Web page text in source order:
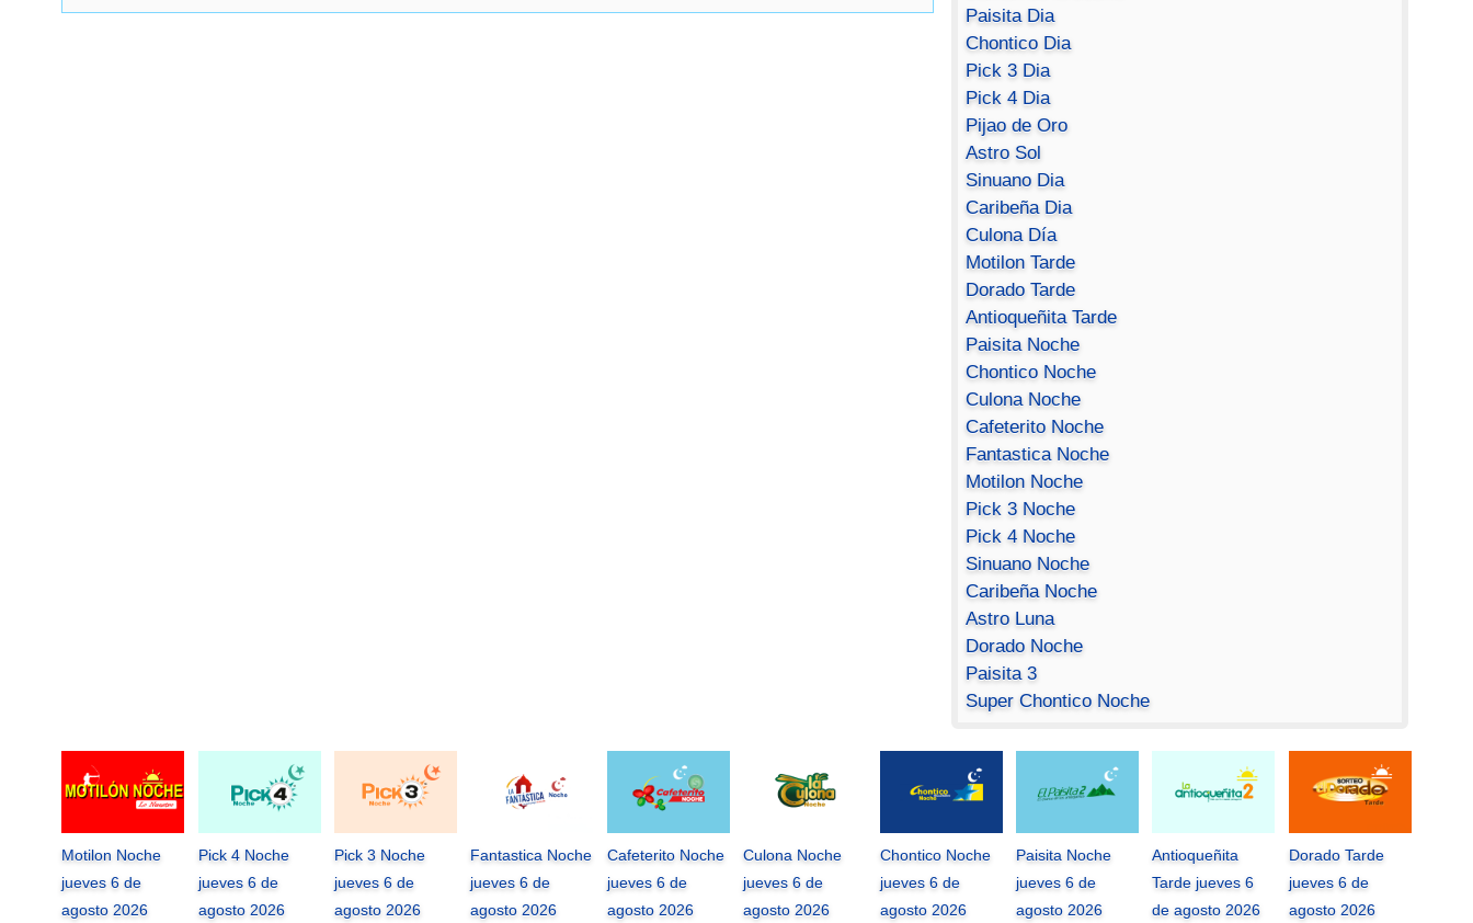
Paisita Dia
Chontico Dia
Pick 3 Dia
Pick 4 Dia
Pijao de Oro
Astro Sol
Sinuano Dia
Caribeña Dia
Culona Día
Motilon Tarde
Dorado Tarde
Antioqueñita Tarde
Paisita Noche
Chontico Noche
Culona Noche
Cafeterito Noche
Fantastica Noche
Motilon Noche
Pick 3 Noche
Pick 4 Noche
Sinuano Noche
Caribeña Noche
Astro Luna
Dorado Noche
Paisita 3
Super Chontico Noche
Motilon Noche
jueves 6 de
agosto 2026
Pick 4 Noche
jueves 6 de
agosto 2026
Pick 3 Noche
jueves 6 de
agosto 2026
Fantastica Noche
jueves 6 de
agosto 2026
Cafeterito Noche
jueves 6 de
agosto 2026
Culona Noche
jueves 6 de
agosto 2026
Chontico Noche
jueves 6 de
agosto 2026
Paisita Noche
jueves 6 de
agosto 2026
Antioqueñita
Tarde jueves 6
de agosto 2026
Dorado Tarde
jueves 6 de
agosto 2026